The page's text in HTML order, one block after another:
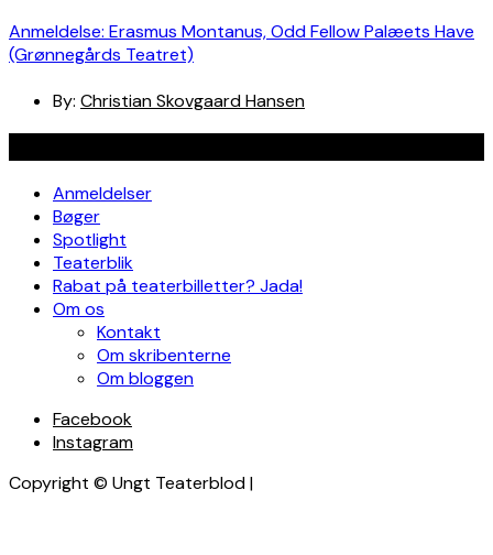
Anmeldelse: Erasmus Montanus, Odd Fellow Palæets Have
(Grønnegårds Teatret)
By: Christian Skovgaard Hansen
Anmeldelser
Bøger
Spotlight
Teaterblik
Rabat på teaterbilletter? Jada!
Om os
Kontakt
Om skribenterne
Om bloggen
Facebook
Instagram
Copyright © Ungt Teaterblod |